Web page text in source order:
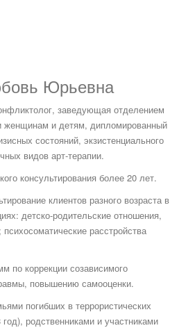
Юрьевна
заведующая отделением
женщинам и детям, дипломированный
состояний, экзистенциального
видов арт-терапии.
консультирования более 20 лет.
клиентов разного возраста в
детско-родительские отношения,
расстройства
по коррекции созависимого
повышению самооценки.
погибших в террористических
родственниками и участниками